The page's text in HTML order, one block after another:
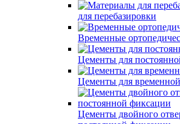
для перебазировки
Временные
Цементы для
Цементы для
Цементы двойного